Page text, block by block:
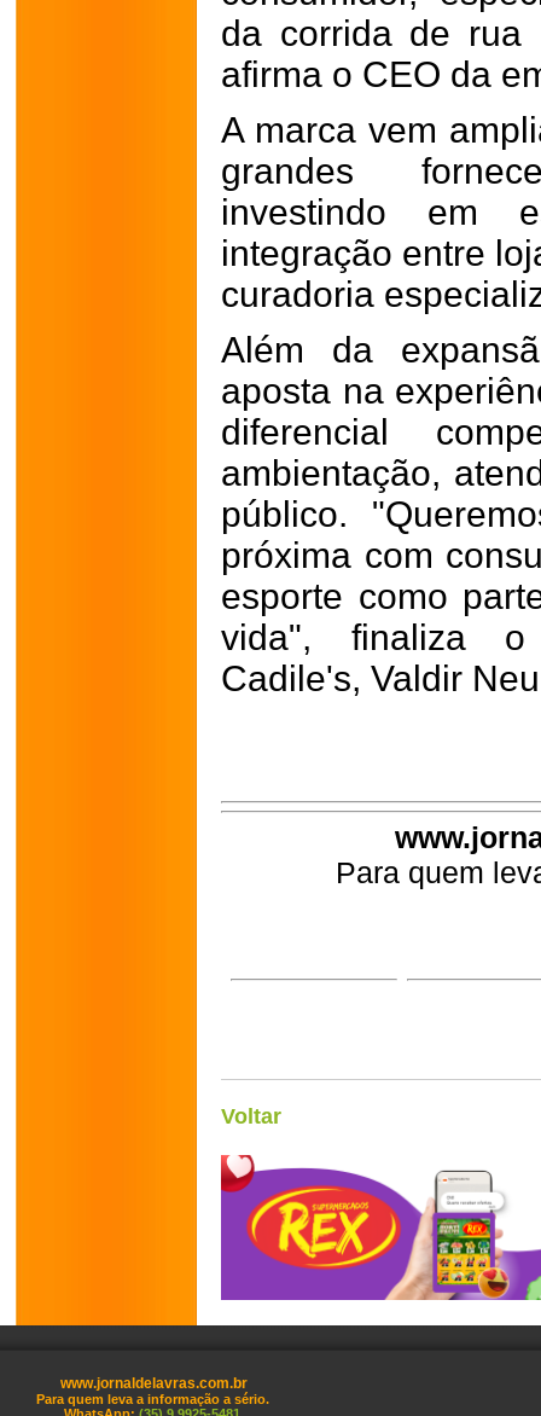
da corrida de rua
afirma o CEO da
A marca vem
grandes
investindo em
integração entre
curadoria
Além da
aposta na
diferencial
ambientação,
público.
próxima com
esporte como
vida", finaliza
Cadile's, Valdir
Para quem
Voltar
www.jornaldelavras.com.br
Para quem leva a informação a sério.